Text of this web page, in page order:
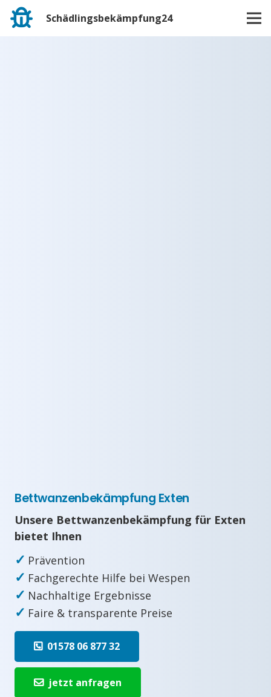
Schädlingsbekämpfung24
Bettwanzenbekämpfung Exten
Unsere Bettwanzenbekämpfung für Exten
bietet Ihnen
✓ Prävention
✓ Fachgerechte Hilfe bei Wespen
✓ Nachhaltige Ergebnisse
✓ Faire & transparente Preise
01578 06 877 32
jetzt anfragen